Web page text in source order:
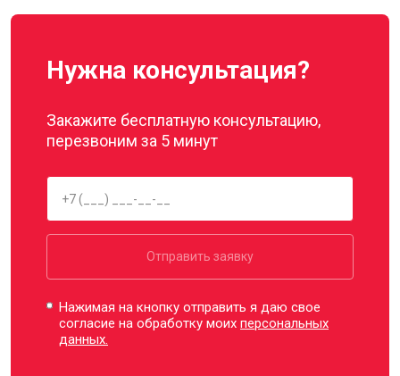
Нужна консультация?
Закажите бесплатную консультацию,
перезвоним за 5 минут
Отправить заявку
Нажимая на кнопку отправить я даю свое
согласие на обработку моихперсональных
данных.